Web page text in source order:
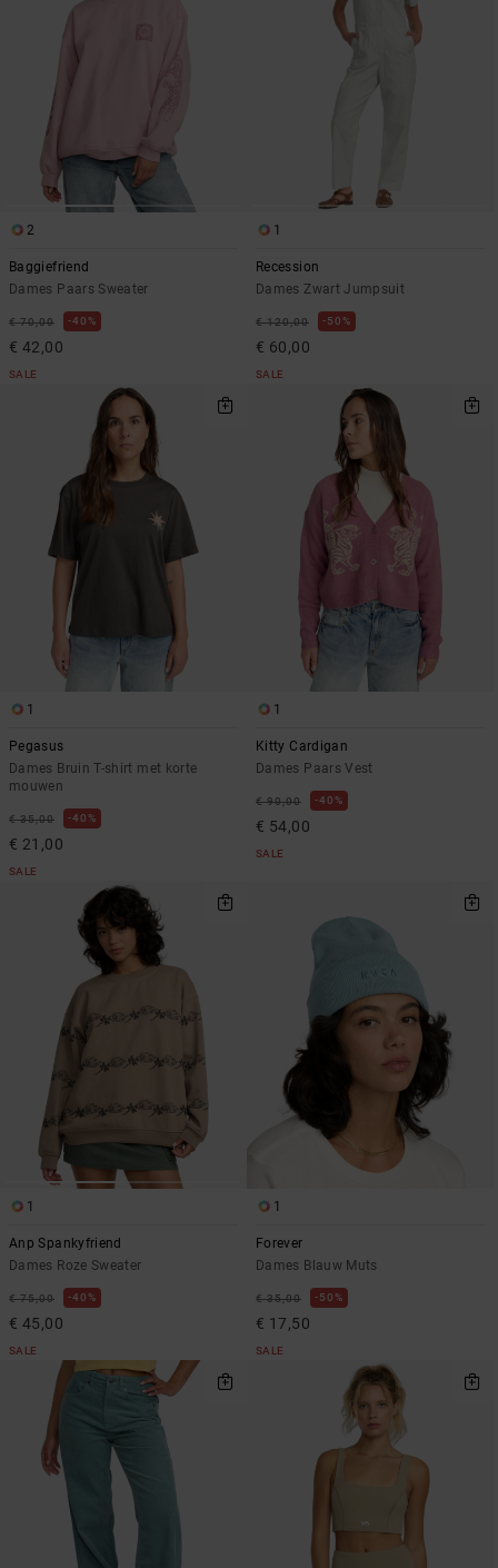
2
Baggiefriend
Dames Paars Sweater
€ 70,00 40%
€ 42,00
SALE
1
Recession
Dames Zwart Jumpsuit
€ 120,00 50%
€ 60,00
SALE
1
Pegasus
Dames Bruin T-shirt met korte
mouwen
€ 35,00 40%
€ 21,00
SALE
1
Kitty Cardigan
Dames Paars Vest
€ 90,00 40%
€ 54,00
SALE
1
Anp Spankyfriend
Dames Roze Sweater
€ 75,00 40%
€ 45,00
SALE
1
Forever
Dames Blauw Muts
€ 35,00 50%
€ 17,50
SALE